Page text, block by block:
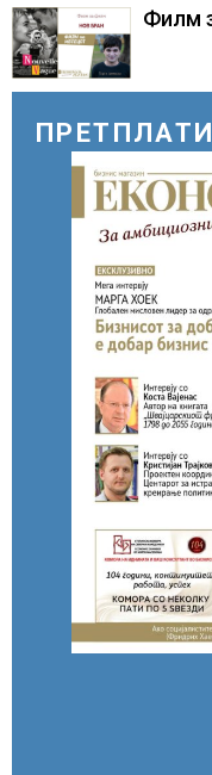
Филм